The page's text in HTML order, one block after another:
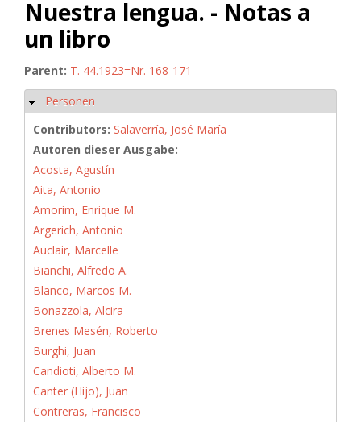
Nuestra lengua. - Notas a
un libro
Parent: T. 44.1923=Nr. 168-171
Hide
Personen
Contributors: Salaverría, José María
Autoren dieser Ausgabe:
Acosta, Agustín
Aita, Antonio
Amorim, Enrique M.
Argerich, Antonio
Auclair, Marcelle
Bianchi, Alfredo A.
Blanco, Marcos M.
Bonazzola, Alcira
Brenes Mesén, Roberto
Burghi, Juan
Candioti, Alberto M.
Canter (Hijo), Juan
Contreras, Francisco